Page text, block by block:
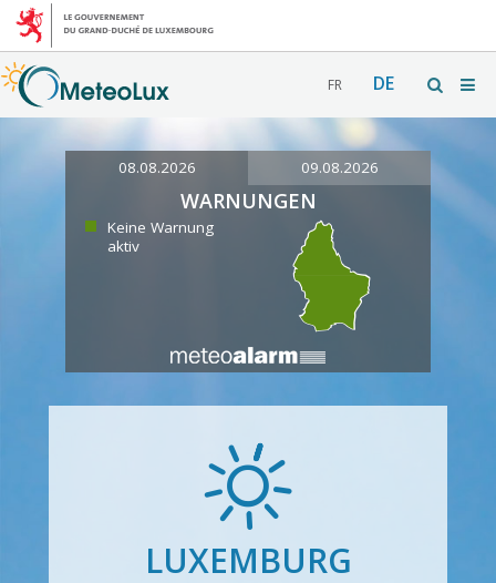
FR DE
08.08.2026 09.08.2026
WARNUNGEN
Keine Warnung
aktiv
LUXEMBURG